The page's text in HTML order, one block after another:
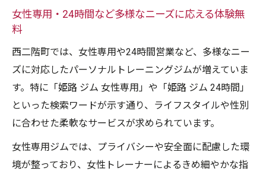
女性専用・24時間など多様なニーズに応える体験無
料
西二階町では、女性専用や24時間営業など、多様なニー
ズに対応したパーソナルトレーニングジムが増えていま
す。特に「姫路 ジム 女性専用」や「姫路 ジム 24時間」
といった検索ワードが示す通り、ライフスタイルや性別
に合わせた柔軟なサービスが求められています。
女性専用ジムでは、プライバシーや安全面に配慮した環
境が整っており、女性トレーナーによるきめ細やかな指